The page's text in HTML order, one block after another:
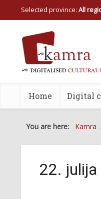
Selected province: All
Home Digital
You are here: Kamra
22. julija